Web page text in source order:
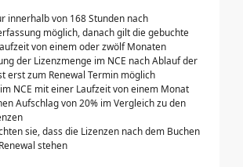
innerhalb von 168 Stunden nach
möglich, danach gilt die gebuchte
von einem oder zwölf Monaten
der Lizenzmenge im NCE nach Ablauf der
erst zum Renewal Termin möglich
NCE mit einer Laufzeit von einem Monat
Aufschlag von 20% im Vergleich zu den
sie, dass die Lizenzen nach dem Buchen
stehen